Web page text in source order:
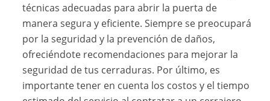
técnicas adecuadas para abrir la puerta de
manera segura y eficiente. Siempre se preocupará
por la seguridad y la prevención de daños,
ofreciéndote recomendaciones para mejorar la
seguridad de tus cerraduras. Por último, es
importante tener en cuenta los costos y el tiempo